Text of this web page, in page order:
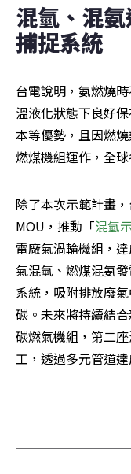
混氫、混
捕捉系統
台電說明，氨燃燒
溫液化狀態下良好
本等優勢，且因燃
燃煤機組運作，全
除了本次示範計畫
MOU，推動「混氫
電廠氣渦輪機組，
氣混氫、燃煤混氨
系統，吸附排放廢
碳。未來將持續結
碳燃氣機組，第二
工，透過多元管道